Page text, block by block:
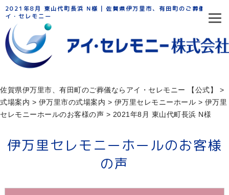
2021年8月 東山代町長浜 N様 | 佐賀県伊万里市、有田町のご葬儀ならア
イ・セレモニー
佐賀県伊万里市、有田町のご葬儀ならアイ・セレモニー 【公式】
>
式場案内 > 伊万里市の式場案内 > 伊万⾥セレモニーホール > 伊万里
セレモニーホールのお客様の声 > 2021年8月 東山代町長浜 N様
伊万里セレモニーホールのお客様
の声